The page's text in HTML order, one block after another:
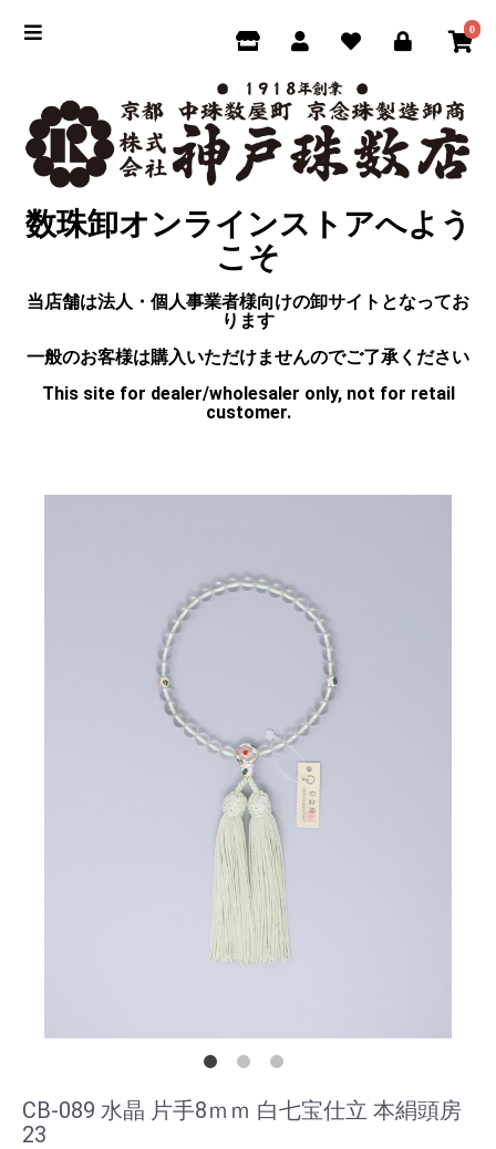
0
数珠卸オンラインストアへよう
こそ
当店舗は法人・個人事業者様向けの卸サイトとなってお
ります
一般のお客様は購入いただけませんのでご了承ください
This site for dealer/wholesaler only, not for retail
customer.
CB-089 水晶 片手8ｍｍ 白七宝仕立 本絹頭房
23